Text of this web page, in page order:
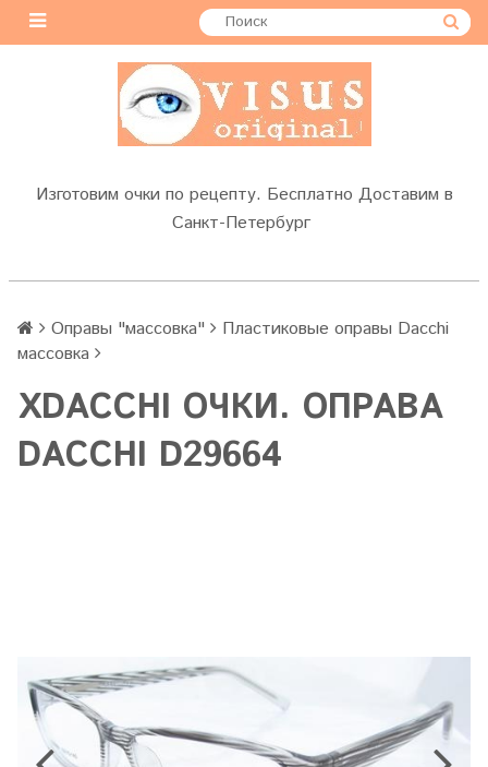
Изготовим очки по рецепту. Бесплатно Доставим в
Санкт-Петербург
Оправы "массовка"
Пластиковые оправы Dacchi
массовка
XDACCHI ОЧКИ. ОПРАВА
DACCHI D29664